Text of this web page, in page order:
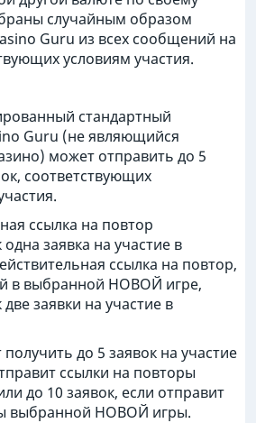
случайным образом
Guru из всех сообщений на
условиям участия.
стандартный
Guru (не являющийся
может отправить до 5
соответствующих
ссылка на повтор
заявка на участие в
ссылка на повтор,
в выбранной НОВОЙ игре,
заявки на участие в
до 5 заявок на участие
ссылки на повторы
до 10 заявок, если отправит
выбранной НОВОЙ игры.